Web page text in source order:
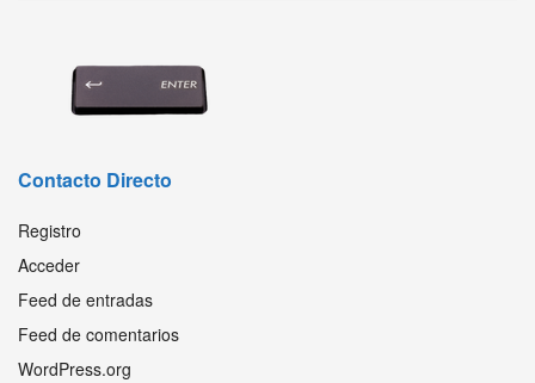
Contacto Directo
Registro
Acceder
Feed de entradas
Feed de comentarios
WordPress.org